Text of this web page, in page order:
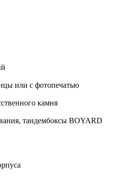
или с фотопечатью
камня
тандембоксы BOYARD